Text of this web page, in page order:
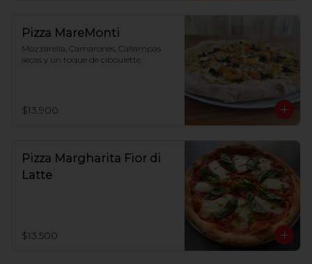
Pizza MareMonti
Mozzarella, Camarones, Callampas
secas y un toque de ciboulette
$13.900
Pizza Margharita Fior di
Latte
$13.500